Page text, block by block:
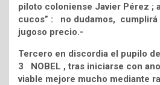
piloto coloniense Javier Pérez ;
cucos” : no dudamos, cumplirá
jugoso precio.-
Tercero en discordia el pupilo
3 NOBEL , tras iniciarse con
viable mejore mucho mediante